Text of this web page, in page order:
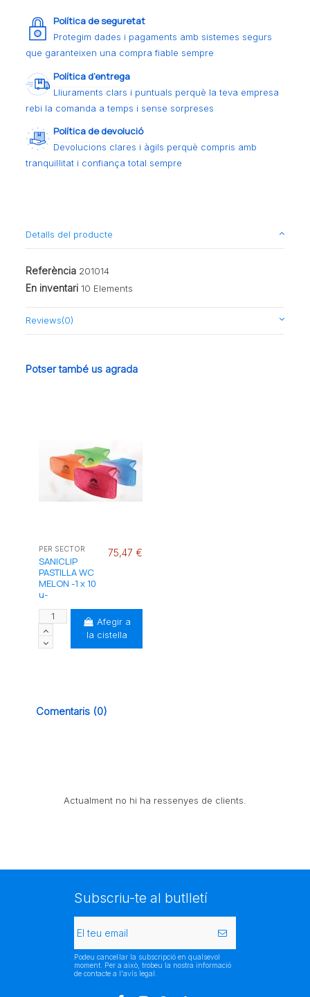
Política de seguretat
Protegim dades i pagaments amb sistemes segurs
que garanteixen una compra fiable sempre
Política d’entrega
Lliuraments clars i puntuals perquè la teva empresa
rebi la comanda a temps i sense sorpreses
Política de devolució
Devolucions clares i àgils perquè compris amb
tranquil·litat i confiança total sempre
Detalls del producte
Referència 201014
En inventari 10 Elements
Reviews(0)
Potser també us agrada
PER SECTOR
SANICLIP
PASTILLA WC
MELON -1 x 10
u-
75,47 €
Afegir a
la cistella
Comentaris (0)
Actualment no hi ha ressenyes de clients.
Subscriu-te al butlletí
Podeu cancel·lar la subscripció en qualsevol
moment. Per a això, trobeu la nostra informació
de contacte a l'avís legal.